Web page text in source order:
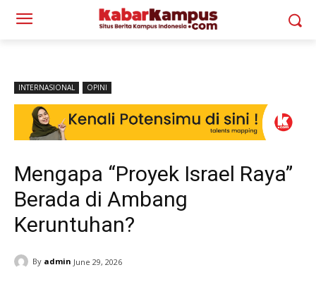
INTERNASIONAL OPINI
Mengapa “Proyek Israel Raya”
Berada di Ambang
Keruntuhan?
By admin June 29, 2026